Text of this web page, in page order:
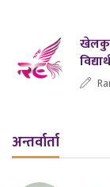
अन्तर्वार्ता